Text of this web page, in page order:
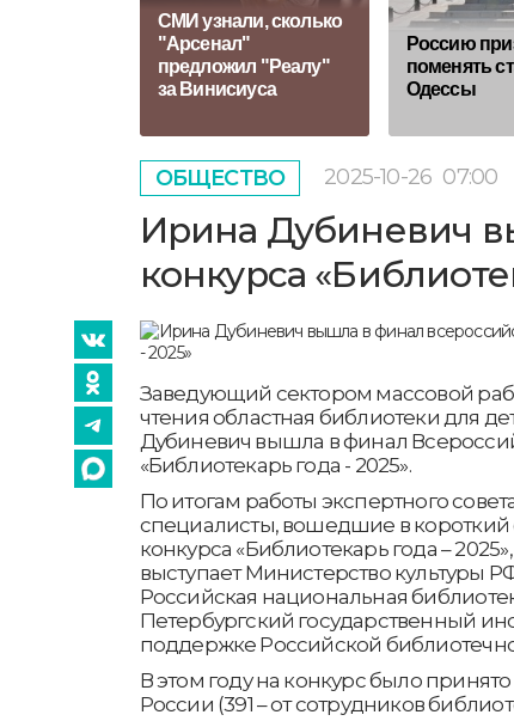
СМИ узнали, сколько
"Арсенал"
предложил "Реалу"
за Винисиуса
Россию
поменять
Одессы
ОБЩЕСТВО 2025-10-26 07:00
Ирина Дубиневич
конкурса
Заведующий сектором массовой
чтения областная библиотеки для
Дубиневич вышла в финал
«Библиотекарь года - 2025».
По итогам работы экспертного
специалисты, вошедшие в короткий
конкурса «Библиотекарь года –
выступает Министерство культуры
Российская национальная
Петербургский государственный
поддержке Российской
В этом году на конкурс было принято
России (391 – от сотрудников